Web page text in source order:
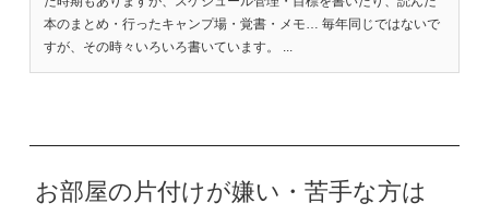
本のまとめ・行ったキャンプ場・覚書・メモ… 毎年同じではないで
すが、その時々いろいろ書いています。 ...
お部屋の片付けが嫌い・苦手な方は